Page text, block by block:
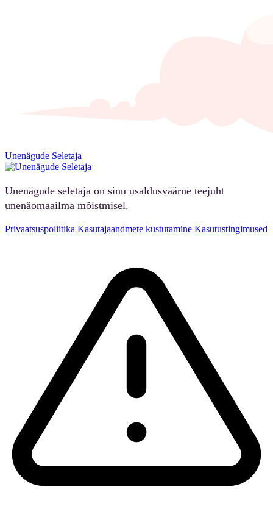
Unenägude Seletaja
Unenägude seletaja on sinu usaldusväärne teejuht
unenäomaailma mõistmisel.
Privaatsuspoliitika Kasutajaandmete kustutamine Kasutustingimused